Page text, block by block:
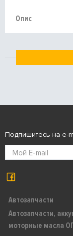
Опис
Автозапчасти
Автозапчасти,
моторные масла
Подпишитесь на e-